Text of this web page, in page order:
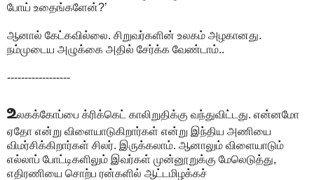
போய் உதைங்களேன்?’
ஆனால் கேட்கவில்லை. சிறுவர்களின் உலகம் அழகானது.
நம்முடைய அழுக்கை அதில் சேர்க்க வேண்டாம்..
------------------
உலகக்கோப்பை க்ரிக்கெட் காலிறுதிக்கு வந்துவிட்டது. என்னமோ
ஏதோ என்று விளையாடுகிறார்கள் என்று இந்திய அணியை
விமர்சிக்கிறார்கள் சிலர். இருக்கலாம். ஆனாலும் விளையாடும்
எல்லாப் போட்டிகளிலும் இவர்கள் முன்னூறுக்கு மேலெடுத்து,
எதிரணியை சொற்ப ரன்களில் ஆட்டமிழக்கச்